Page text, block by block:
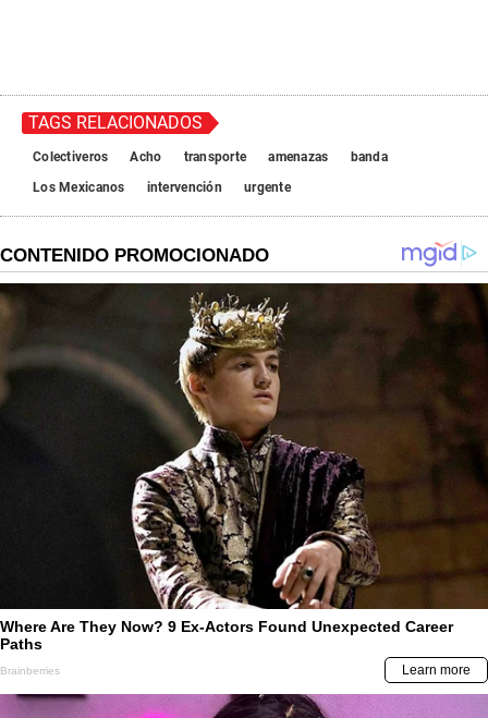
TAGS RELACIONADOS
Colectiveros Acho transporte amenazas
banda
Los Mexicanos
intervención urgente